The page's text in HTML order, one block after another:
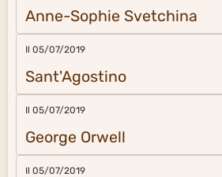
Anne-Sophie Svetchina
Il 05/07/2019
Sant'Agostino
Il 05/07/2019
George Orwell
Il 05/07/2019